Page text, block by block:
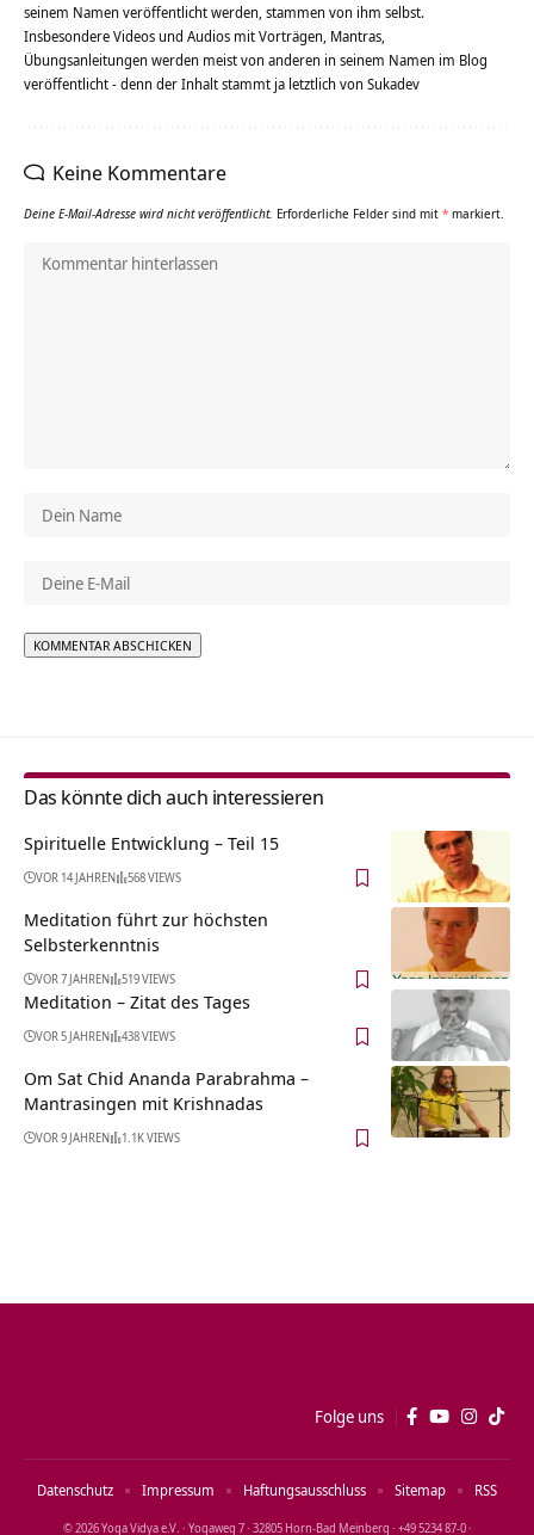
seinem Namen veröffentlicht werden, stammen von ihm selbst.
Insbesondere Videos und Audios mit Vorträgen, Mantras,
Übungsanleitungen werden meist von anderen in seinem Namen im Blog
veröffentlicht - denn der Inhalt stammt ja letztlich von Sukadev
Keine Kommentare
Deine E-Mail-Adresse wird nicht veröffentlicht. Erforderliche Felder sind mit * markiert.
Das könnte dich auch interessieren
Spirituelle Entwicklung – Teil 15
VOR 14 JAHREN 568 VIEWS
Meditation führt zur höchsten
Selbsterkenntnis
VOR 7 JAHREN 519 VIEWS
Meditation – Zitat des Tages
VOR 5 JAHREN 438 VIEWS
Om Sat Chid Ananda Parabrahma –
Mantrasingen mit Krishnadas
VOR 9 JAHREN 1.1K VIEWS
Folge uns
© 2026 Yoga Vidya e.V. · Yogaweg 7 · 32805 Horn‑Bad Meinberg · +49 5234 87‑0 ·
Datenschutz Impressum Haftungsausschluss Sitemap RSS